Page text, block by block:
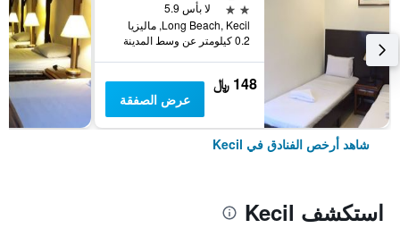
2 نجمتين
لا بأس 5.9
Long Beach, Kecil, ماليزيا
0.2 كيلومتر عن وسط المدينة
148 ﷼
عرض الصفقة
شاهد أرخص الفنادق في Kecil
استكشف Kecil